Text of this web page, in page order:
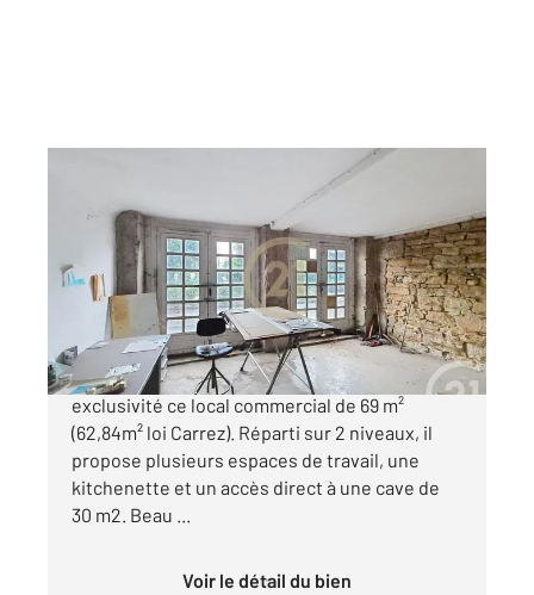
62,84 m
Ref : 686
Appartement Local à vendre
195 000 €
PLACE CHAZETTE. Nous vous proposons en
exclusivité ce local commercial de 69 m²
(62,84m² loi Carrez). Réparti sur 2 niveaux, il
propose plusieurs espaces de travail, une
kitchenette et un accès direct à une cave de
30 m2. Beau ...
Voir le détail du bien